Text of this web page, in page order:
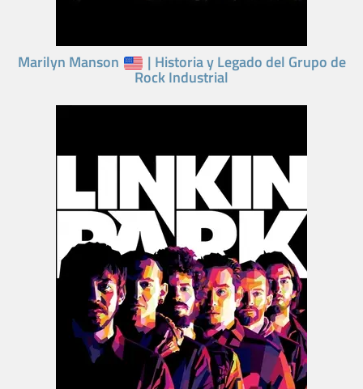
Marilyn Manson | Historia y Legado del Grupo de
Rock Industrial